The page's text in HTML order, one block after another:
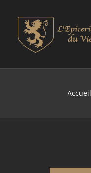
contenu
Accueil